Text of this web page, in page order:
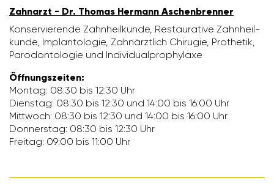
Zahn­arzt - Dr. Thomas Hermann Aschen­brenner
Konser­vie­rende Zahn­heil­kunde, Restau­ra­tive Zahn­heil­
kunde, Implan­to­logie, Zahn­ärzt­lich Chirugie, Prothetik,
Parodon­to­logie und Indi­vi­dual­pro­phy­laxe
Öffnungs­zeiten:
Montag: 08:30 bis 12:30 Uhr
Dienstag: 08:30 bis 12:30 und 14:00 bis 16:00 Uhr
Mitt­woch: 08:30 bis 12:30 und 14:00 bis 16:00 Uhr
Donnerstag: 08:30 bis 12:30 Uhr
Freitag: 09:00 bis 11:00 Uhr